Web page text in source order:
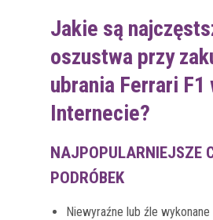
Jakie są
oszustwa przy
ubrania Ferrari F1
Internecie?
NAJPOPULARNIEJSZE
PODRÓBEK
Niewyraźne lub źle